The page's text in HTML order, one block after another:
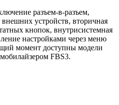
разъем-в-разъем,
устройств, вторичная
кнопок, внутрисистемная
настройками через меню
момент доступны модели
FBS3.